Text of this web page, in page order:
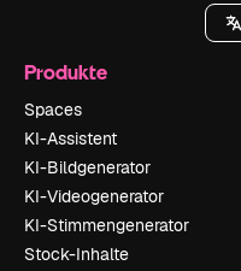
Produkte
Spaces
KI-Assistent
KI-Bildgenerator
KI-Videogenerator
KI-Stimmengenerator
Stock-Inhalte